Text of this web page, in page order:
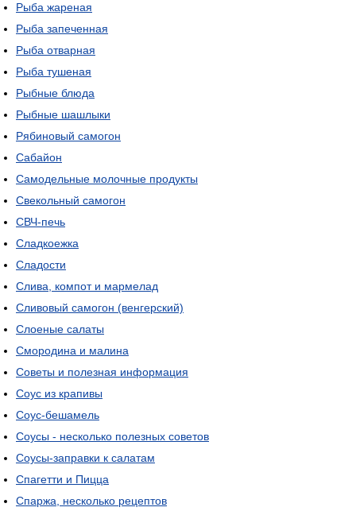
Рыба жареная
Рыба запеченная
Рыба отварная
Рыба тушеная
Рыбные блюда
Рыбные шашлыки
Рябиновый самогон
Сабайон
Самодельные молочные продукты
Свекольный самогон
СВЧ-печь
Сладкоежка
Сладости
Слива, компот и мармелад
Сливовый самогон (венгерский)
Слоеные салаты
Смородина и малина
Советы и полезная информация
Соус из крапивы
Соус-бешамель
Соусы - несколько полезных советов
Соусы-заправки к салатам
Спагетти и Пицца
Спаржа, несколько рецептов